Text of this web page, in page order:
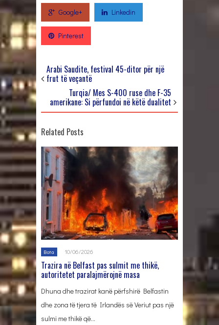
Google+ Linkedin
Pinterest
Arabi Saudite, festival 45-ditor për një
frut të veçantë
Turqia/ Mes S-400 ruse dhe F-35
amerikane: Si përfundoi në këtë dualitet
Related Posts
Bota 10/06/2026
Trazira në Belfast pas sulmit me thikë,
autoritetet paralajmërojnë masa
Dhuna dhe trazirat kanë përfshirë Belfastin
dhe zona të tjera të Irlandës së Veriut pas një
sulmi me thikë që…